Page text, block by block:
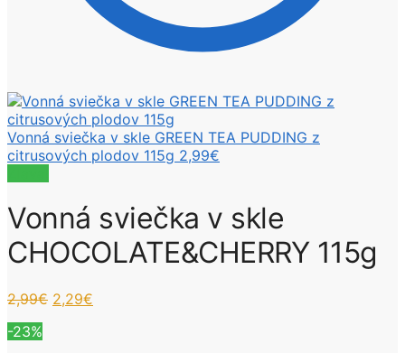
Vonná sviečka v skle GREEN TEA PUDDING z
citrusových plodov 115g 2,99€
Vonná sviečka v skle
CHOCOLATE&CHERRY 115g
2,99€ Pôvodná
2,29€
-23%